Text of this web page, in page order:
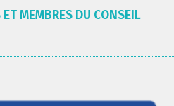
MEMBRES DU CONSEIL